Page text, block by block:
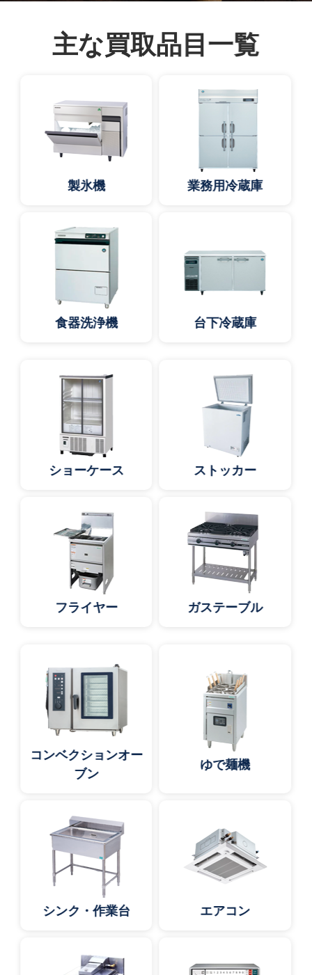
主な買取品目一覧
製氷機 業務用冷蔵庫
食器洗浄機 台下冷蔵庫
ショーケース ストッカー
フライヤー ガステーブル
コンベクションオー
ブン
ゆで麺機
シンク・作業台 エアコン